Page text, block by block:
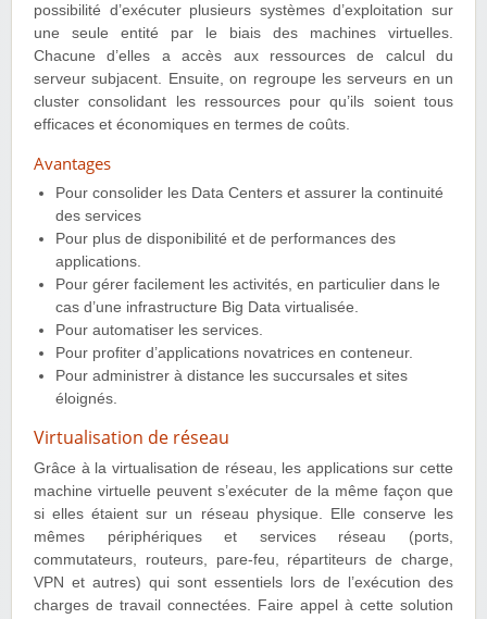
possibilité d’exécuter plusieurs systèmes d’exploitation sur
une seule entité par le biais des machines virtuelles.
Chacune d’elles a accès aux ressources de calcul du
serveur subjacent. Ensuite, on regroupe les serveurs en un
cluster consolidant les ressources pour qu’ils soient tous
efficaces et économiques en termes de coûts.
Avantages
Pour consolider les Data Centers et assurer la continuité
des services
Pour plus de disponibilité et de performances des
applications.
Pour gérer facilement les activités, en particulier dans le
cas d’une infrastructure Big Data virtualisée.
Pour automatiser les services.
Pour profiter d’applications novatrices en conteneur.
Pour administrer à distance les succursales et sites
éloignés.
Virtualisation de réseau
Grâce à la virtualisation de réseau, les applications sur cette
machine virtuelle peuvent s’exécuter de la même façon que
si elles étaient sur un réseau physique. Elle conserve les
mêmes périphériques et services réseau (ports,
commutateurs, routeurs, pare-feu, répartiteurs de charge,
VPN et autres) qui sont essentiels lors de l’exécution des
charges de travail connectées. Faire appel à cette solution